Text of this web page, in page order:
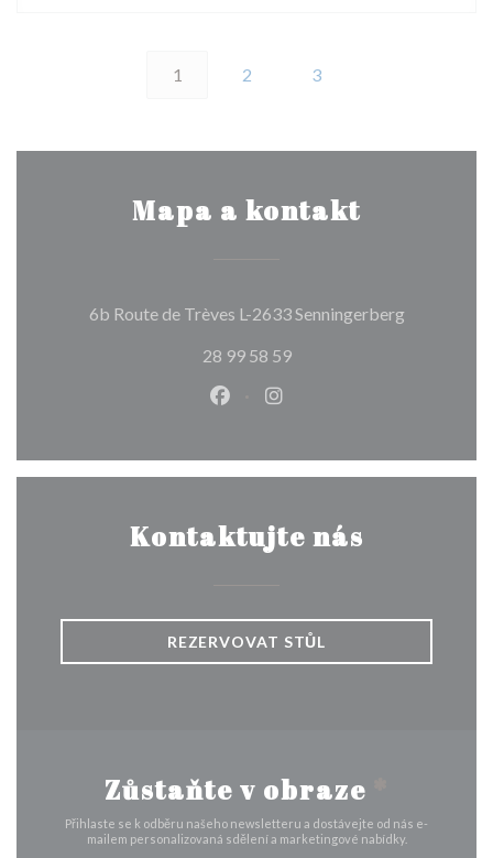
1 2 3
Mapa a kontakt
6b Route de Trèves L-2633 Senningerberg((otevře se
28 99 58 59
Facebook ((otevře se v novém
Instagram ((otevře se v
Kontaktujte nás
REZERVOVAT STŮL
Zůstaňte v obraze
Přihlaste se k odběru našeho newsletteru a dostávejte od nás e-
mailem personalizovaná sdělení a marketingové nabídky.